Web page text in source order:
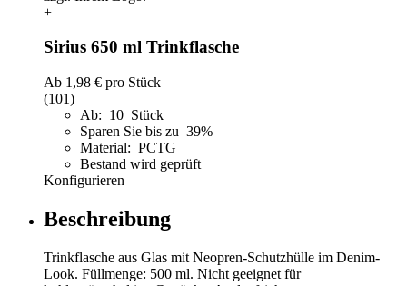
+
Sirius 650 ml Trinkflasche
Ab 1,98 € pro Stück
(101)
Ab: 10 Stück
Sparen Sie bis zu 39%
Material: PCTG
Bestand wird geprüft
Konfigurieren
Beschreibung
Trinkflasche aus Glas mit Neopren-Schutzhülle im Denim-
Look. Füllmenge: 500 ml. Nicht geeignet für